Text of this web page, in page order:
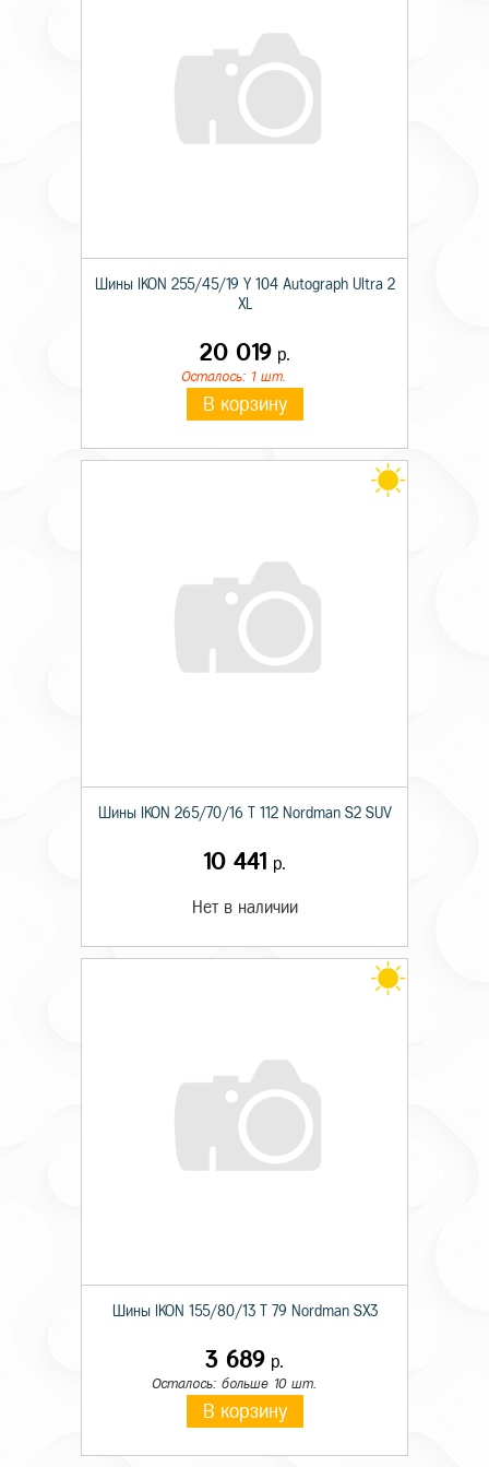
Шины IKON 255/45/19 Y 104 Autograph Ultra 2
XL
20 019р.
Осталось: 1 шт.
В корзину
Шины IKON 265/70/16 T 112 Nordman S2 SUV
10 441 р.
Нет в наличии
Шины IKON 155/80/13 T 79 Nordman SX3
3 689 р.
Осталось: больше 10 шт.
В корзину